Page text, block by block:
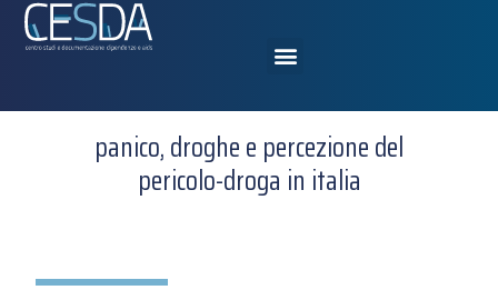
panico, droghe e percezione del
pericolo-droga in italia